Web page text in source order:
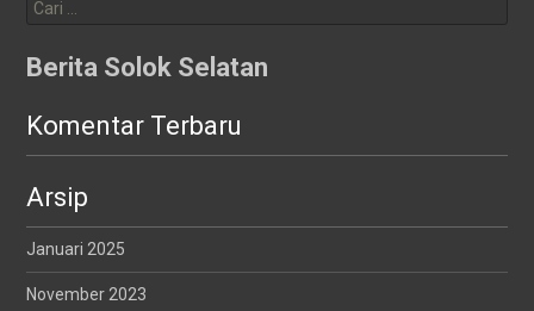
untuk:
Berita Solok Selatan
Komentar Terbaru
Arsip
Januari 2025
November 2023